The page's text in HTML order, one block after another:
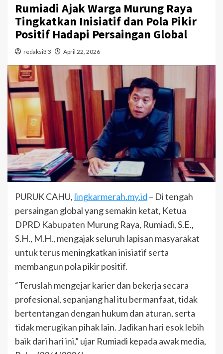
Rumiadi Ajak Warga Murung Raya
Tingkatkan Inisiatif dan Pola Pikir
Positif Hadapi Persaingan Global
redaksi3 3 April 22, 2026
PURUK CAHU, lingkarmerah.my.id – Di tengah
persaingan global yang semakin ketat, Ketua
DPRD Kabupaten Murung Raya, Rumiadi, S.E.,
S.H., M.H., mengajak seluruh lapisan masyarakat
untuk terus meningkatkan inisiatif serta
membangun pola pikir positif.
“Teruslah mengejar karier dan bekerja secara
profesional, sepanjang hal itu bermanfaat, tidak
bertentangan dengan hukum dan aturan, serta
tidak merugikan pihak lain. Jadikan hari esok lebih
baik dari hari ini,” ujar Rumiadi kepada awak media,